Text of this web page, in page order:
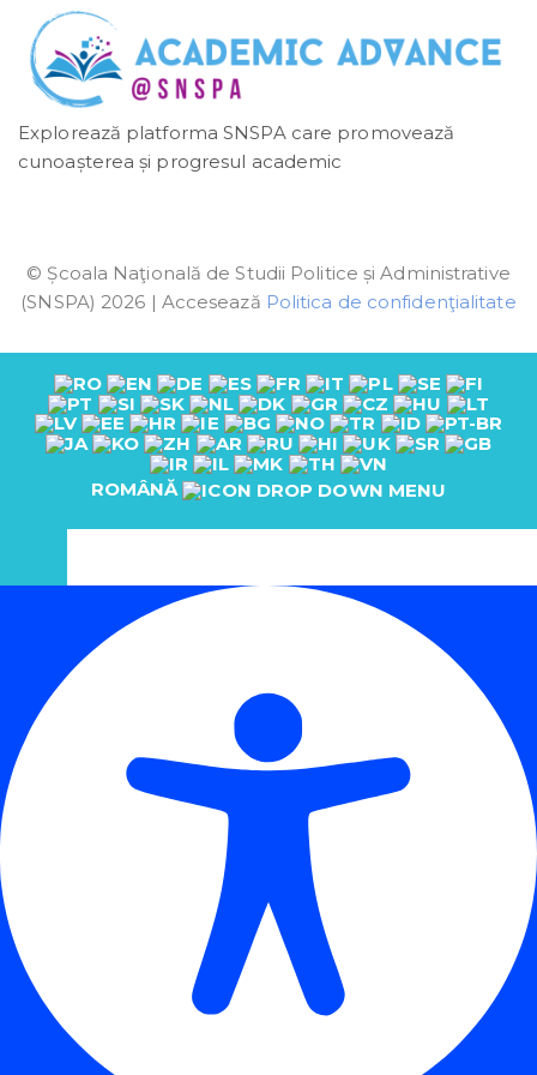
Explorează platforma SNSPA care promovează
cunoașterea și progresul academic
© Școala Naţională de Studii Politice și Administrative
(SNSPA) 2026 | Accesează Politica de confidenţialitate
ROMÂNĂ